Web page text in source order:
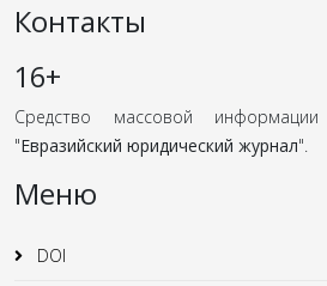
Контакты
16+
Средство массовой
"Евразийский юридический журнал".
Меню
DOI